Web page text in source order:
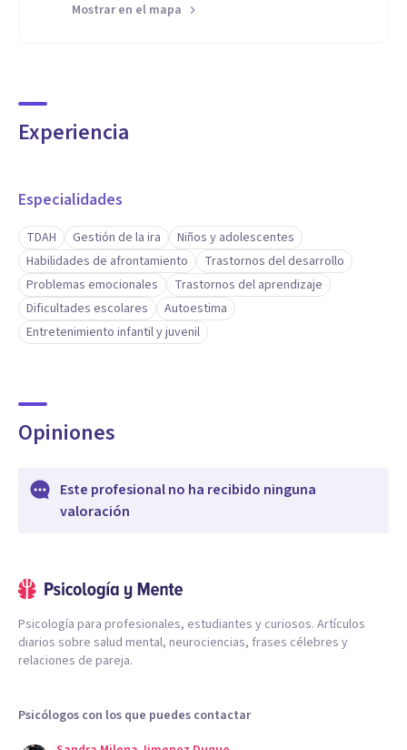
Mostrar en el mapa
Experiencia
Especialidades
TDAH Gestión de la ira
Niños y adolescentes
Habilidades de afrontamiento
Trastornos del desarrollo
Problemas emocionales
Trastornos del aprendizaje
Dificultades escolares
Autoestima
Entretenimiento infantil y juvenil
Opiniones
Este profesional no ha recibido ninguna
valoración
Psicología para profesionales, estudiantes y curiosos. Artículos
diarios sobre salud mental, neurociencias, frases célebres y
relaciones de pareja.
Psicólogos con los que puedes contactar